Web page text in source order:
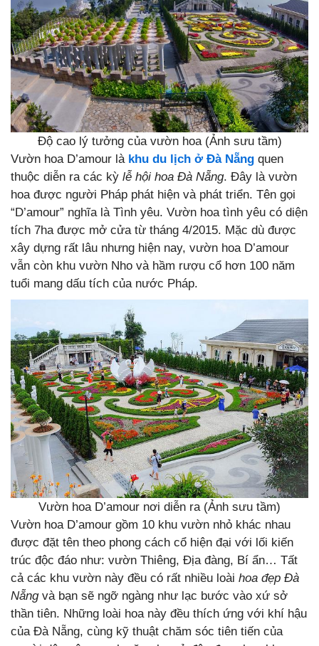
Độ cao lý tưởng của vườn hoa (Ảnh sưu tầm)
Vườn hoa D’amour là khu du lịch ở Đà Nẵng quen
thuộc diễn ra các kỳ lễ hội hoa Đà Nẵng. Đây là vườn
hoa được người Pháp phát hiện và phát triển. Tên gọi
“D’amour” nghĩa là Tình yêu. Vườn hoa tình yêu có diện
tích 7ha được mở cửa từ tháng 4/2015. Mặc dù được
xây dựng rất lâu nhưng hiện nay, vườn hoa D’amour
vẫn còn khu vườn Nho và hầm rượu cổ hơn 100 năm
tuổi mang dấu tích của nước Pháp.
Vườn hoa D’amour nơi diễn ra (Ảnh sưu tầm)
Vườn hoa D’amour gồm 10 khu vườn nhỏ khác nhau
được đặt tên theo phong cách cổ hiện đại với lối kiến
trúc độc đáo như: vườn Thiêng, Địa đàng, Bí ẩn… Tất
cả các khu vườn này đều có rất nhiều loài hoa đẹp Đà
Nẵngvà bạn sẽ ngỡ ngàng như lạc bước vào xứ sở
thần tiên. Những loài hoa này đều thích ứng với khí hậu
của Đà Nẵng, cùng kỹ thuật chăm sóc tiên tiến của